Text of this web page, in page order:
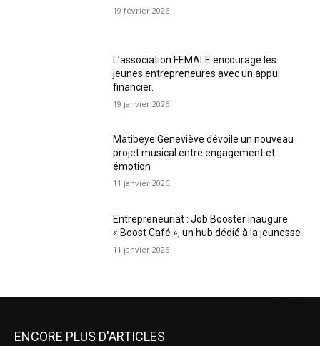
19 février 2026
L’association FEMALE encourage les
jeunes entrepreneures avec un appui
financier.
19 janvier 2026
Matibeye Geneviève dévoile un nouveau
projet musical entre engagement et
émotion
11 janvier 2026
Entrepreneuriat : Job Booster inaugure
« Boost Café », un hub dédié à la jeunesse
11 janvier 2026
ENCORE PLUS D'ARTICLES